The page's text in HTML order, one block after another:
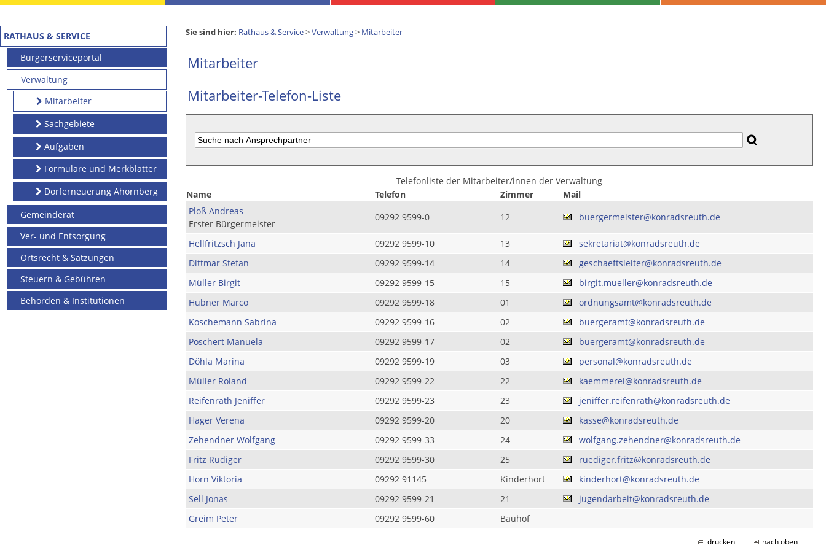
RATHAUS & SERVICE
Bürgerserviceportal
Verwaltung
Mitarbeiter
Sachgebiete
Aufgaben
Formulare und Merkblätter
Dorferneuerung Ahornberg
Gemeinderat
Ver- und Entsorgung
Ortsrecht & Satzungen
Steuern & Gebühren
Behörden & Institutionen
Sie sind hier: Rathaus & Service>Verwaltung> Mitarbeiter
Mitarbeiter
Mitarbeiter-Telefon-Liste
Telefonliste der Mitarbeiter/innen der Verwaltung
Name
Telefon Zimmer
Mail
Ploß Andreas
Erster Bürgermeister
09292 9599-0 12 buergermeister@konradsreuth.de
Hellfritzsch Jana 09292 9599-10 13
sekretariat@konradsreuth.de
Dittmar Stefan
09292 9599-14 14
geschaeftsleiter@konradsreuth.de
Müller Birgit
09292 9599-15 15
birgit.mueller@konradsreuth.de
Hübner Marco
09292 9599-18 01
ordnungsamt@konradsreuth.de
Koschemann Sabrina
09292 9599-16 02
buergeramt@konradsreuth.de
Poschert Manuela
09292 9599-17 02
buergeramt@konradsreuth.de
Döhla Marina
09292 9599-19 03
personal@konradsreuth.de
Müller Roland
09292 9599-22 22
kaemmerei@konradsreuth.de
Reifenrath Jeniffer
09292 9599-23 23
jeniffer.reifenrath@konradsreuth.de
Hager Verena
09292 9599-20 20
kasse@konradsreuth.de
Zehendner Wolfgang
09292 9599-33 24
wolfgang.zehendner@konradsreuth.de
Fritz Rüdiger
09292 9599-30 25
ruediger.fritz@konradsreuth.de
Horn Viktoria
09292 91145 Kinderhort
kinderhort@konradsreuth.de
Sell Jonas
09292 9599-21 21
jugendarbeit@konradsreuth.de
Greim Peter
09292 9599-60 Bauhof
drucken nach oben